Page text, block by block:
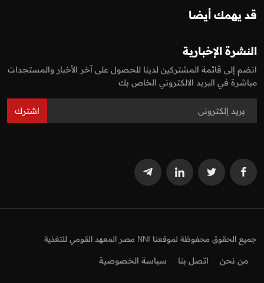
قد يهمك أيضا
النشرة الإخبارية
انضم إلى قائمة المشتركين لدينا للحصول على آخر الأخبار والمستجدات
مباشرة في البريد الالكتروني الخاص بك
اشترك
جميع الحقوق محفوظة لموقعنا NNI مصر المعهد القومي للتغذية
من نحن اتصل بنا سياسة الخصوصية